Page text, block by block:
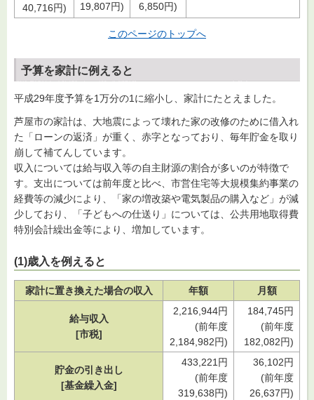
40,716円) 19,807円) 6,850円)
このページのトップへ
予算を家計に例えると
平成29年度予算を1万分の1に縮小し、家計にたとえました。
芦屋市の家計は、大地震によって壊れた家の改修のために借入れ
た「ローンの返済」が重く、赤字となっており、毎年貯金を取り
崩して補てんしています。
収入については給与収入等の自主財源の割合が多いのが特徴で
す。支出については前年度と比べ、市営住宅等大規模集約事業の
経費等の減少により、「家の増改築や電気製品の購入など」が減
少しており、「子どもへの仕送り」については、公共用地取得費
特別会計繰出金等により、増加しています。
(1)歳入を例えると
家計に置き換えた場合の収入 年額 月額
給与収入
[市税]
2,216,944円
(前年度
2,184,982円)
184,745円
(前年度
182,082円)
貯金の引き出し
[基金繰入金]
433,221円
(前年度
319,638円)
36,102円
(前年度
26,637円)